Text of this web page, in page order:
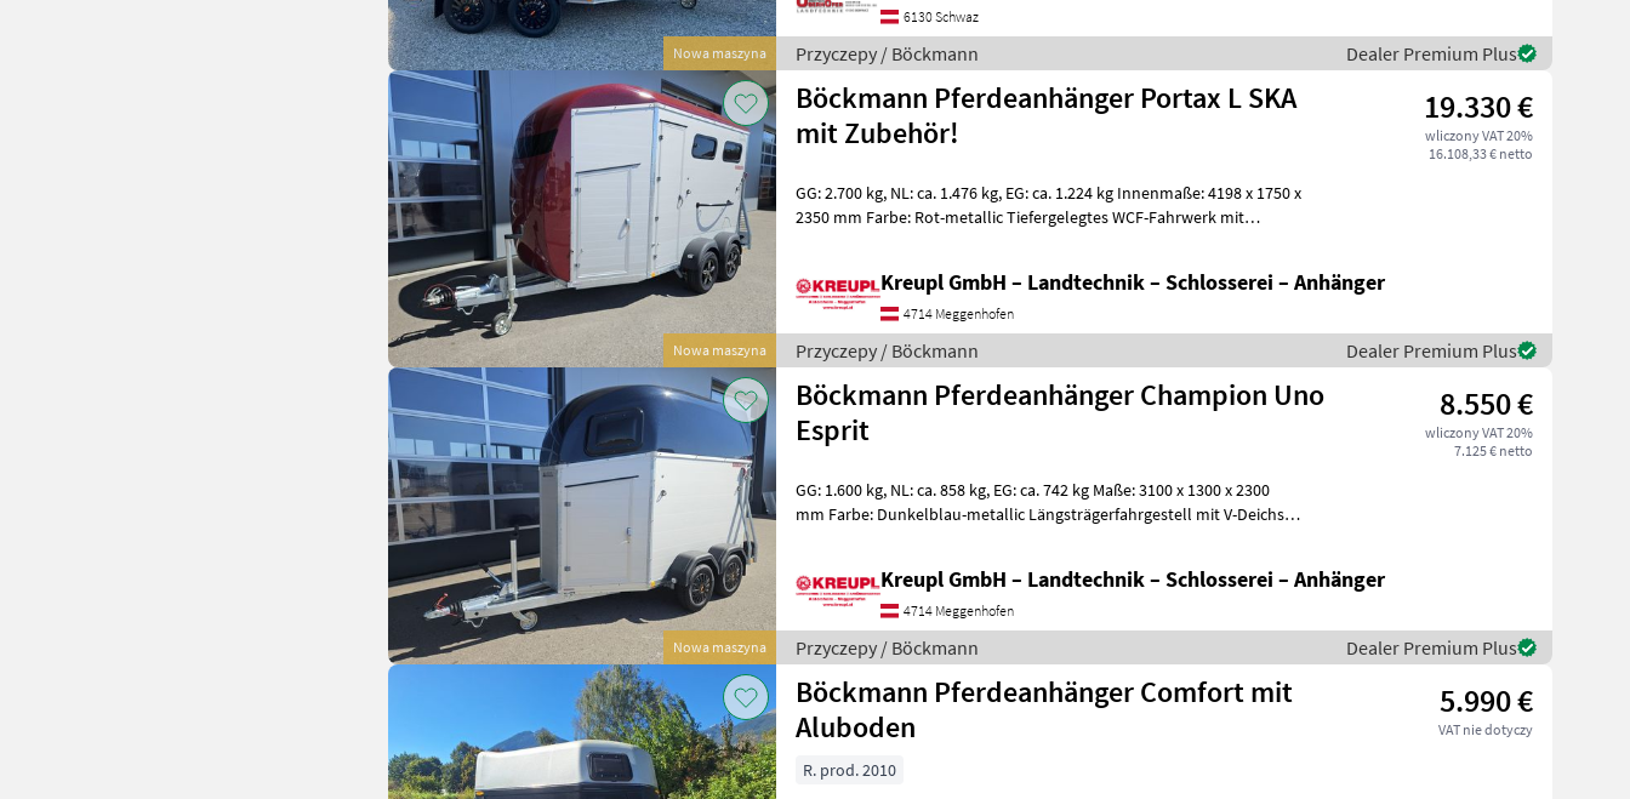
Nowa maszyna
6130 Schwaz
Przyczepy / Böckmann Dealer Premium Plus
Nowa maszyna
Böckmann Pferdeanhänger Portax L SKA
mit Zubehör!
19.330 €
wliczony VAT 20%
16.108,33 € netto
GG: 2.700 kg, NL: ca. 1.476 kg, EG: ca. 1.224 kg Innenmaße: 4198 x 1750 x
2350 mm Farbe: Rot-metallic Tiefergelegtes WCF-Fahrwerk mit
Kreupl GmbH – Landtechnik – Schlosserei – Anhänger
4714 Meggenhofen
Przyczepy / Böckmann Dealer Premium Plus
Nowa maszyna
Böckmann Pferdeanhänger Champion Uno
Esprit
8.550 €
wliczony VAT 20%
7.125 € netto
GG: 1.600 kg, NL: ca. 858 kg, EG: ca. 742 kg Maße: 3100 x 1300 x 2300
mm Farbe: Dunkelblau-metallic Längsträgerfahrgestell mit V-Deichsel
Kreupl GmbH – Landtechnik – Schlosserei – Anhänger
4714 Meggenhofen
Przyczepy / Böckmann Dealer Premium Plus
Böckmann Pferdeanhänger Comfort mit
Aluboden
5.990 €
VAT nie dotyczy
R. prod. 2010